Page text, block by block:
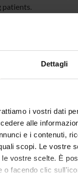
Dettagli
i vostri dati
alle
e i contenuti,
scopi. Le vostre
vostre scelte. È
o facendo clic
patients.
seeks to
ways we treat
address
resolution
by the Pezcoller